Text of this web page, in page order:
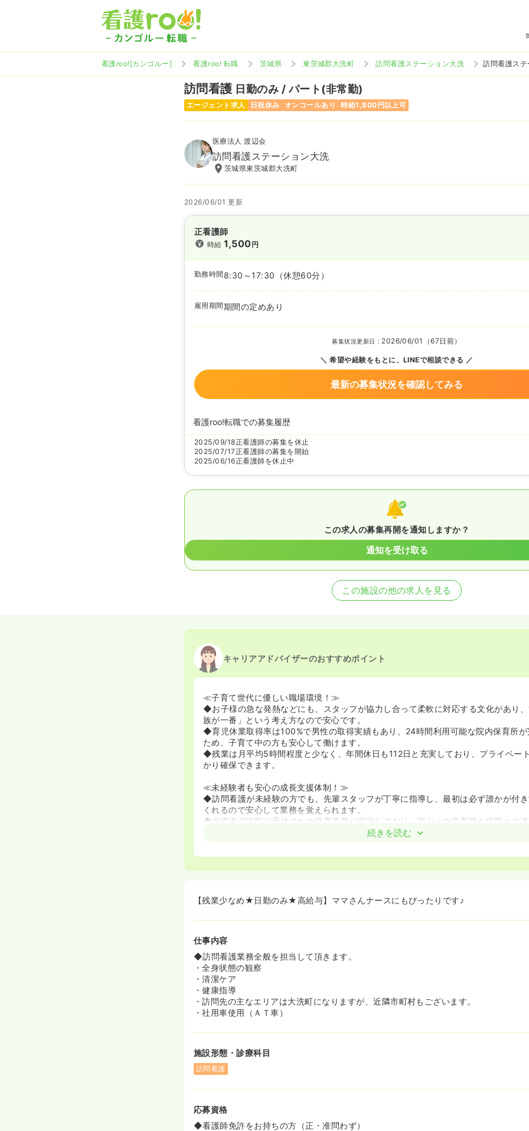
看護roo![カンゴルー] 看護roo! 転職 茨城県 東茨城郡大洗町 訪問看護ステーション大洗 訪問看護ス
訪問看護 日勤のみ / パート(非常勤)
エージェント求人 日祝休み オンコールあり 時給1,800円以上可
医療法人 渡辺会
訪問看護ステーション大洗
茨城県東茨城郡大洗町
2026/06/01 更新
正看護師
時給1,500円
勤務時間 8:30～17:30 （休憩60分）
雇用期間期間の定めあり
募集状況更新日： 2026/06/01（67日前）
希望や経験をもとに、LINEで相談できる
最新の募集状況を確認してみる
看護roo!転職での募集履歴
2025/09/18正看護師の募集を休止
2025/07/17正看護師の募集を開始
2025/06/16正看護師を休止中
この求人の募集再開を通知しますか？
通知を受け取る
この施設の他の求人を見る
キャリアアドバイザーのおすすめポイント
≪子育て世代に優しい職場環境！≫
◆お子様の急な発熱などにも、スタッフが協力し合って柔軟に対応する文化があり
族が一番」という考え方なので安心です。
◆育児休業取得率は100%で男性の取得実績もあり、24時間利用可能な院内保育所
ため、子育て中の方も安心して働けます。
◆残業は月平均5時間程度と少なく、年間休日も112日と充実しており、プライベー
かり確保できます。
≪未経験者も安心の成長支援体制！≫
◆訪問看護が未経験の方でも、先輩スタッフが丁寧に指導し、最初は必ず誰かが付
くれるので安心して業務を覚えられます。
◆大洗海岸病院が母体のため経営基盤が安定しており、万が一の急変時も病院との
とができ、将来的なキャリアの選択肢も広がります。
◆上限2万円の通勤手当や扶養手当のほか、単身者向けの職員用マンション（月額
◆勤続3年以上で退職金制度が適用され、定年後も最大70歳まで再雇用制度がある
≪温かく穏やかな人間関係が魅力です！≫
◆職場の雰囲気は非常に良く、スタッフの皆さんがとても優しく接してくれるため
取り組めます。
◆全体的に穏やかな雰囲気で、お互いにフォローし合いながら業務を進めることが
やすさを実感できます。
◆日勤常勤・パートに関しても検討可能です。是非一度ご相談下さい！
≪スキルアップもできる環境です≫
◆系列に病院や介護老人保健施設、クリニックを展開しております！ご興味やライ
続きを読む
【残業少なめ★日勤のみ★高給与】ママさんナースにもぴったりです♪
仕事内容
◆訪問看護業務全般を担当して頂きます。
・全身状態の観察
・清潔ケア
・健康指導
・訪問先の主なエリアは大洗町になりますが、近隣市町村もございます。
・社用車使用（ＡＴ車）
施設形態・診療科目
訪問看護
応募資格
◆看護師免許をお持ちの方（正・准問わず）